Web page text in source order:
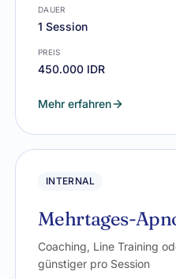
DAUER
1 Session
PREIS
450.000 IDR
Mehr erfahren
INTERNAL
Mehrtages-
Coaching, Line Training
günstiger pro Session